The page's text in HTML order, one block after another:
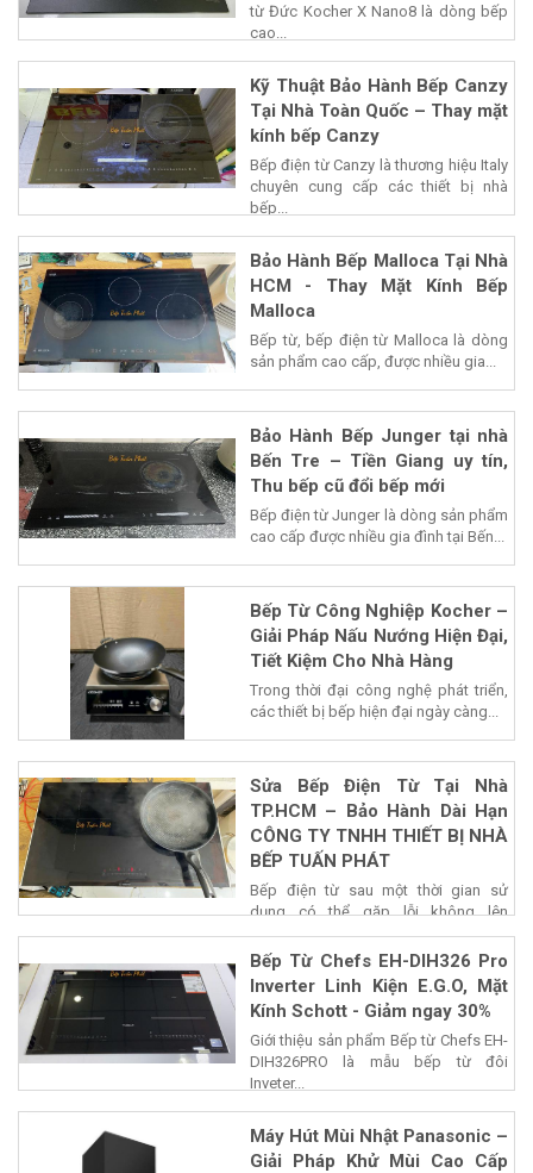
từ Đức Kocher X Nano8 là dòng bếp
cao...
Kỹ Thuật Bảo Hành Bếp Canzy
Tại Nhà Toàn Quốc – Thay mặt
kính bếp Canzy
Bếp điện từ Canzy là thương hiệu Italy
chuyên cung cấp các thiết bị nhà
bếp...
Bảo Hành Bếp Malloca Tại Nhà
HCM - Thay Mặt Kính Bếp
Malloca
Bếp từ, bếp điện từ Malloca là dòng
sản phẩm cao cấp, được nhiều gia...
Bảo Hành Bếp Junger tại nhà
Bến Tre – Tiền Giang uy tín,
Thu bếp cũ đổi bếp mới
Bếp điện từ Junger là dòng sản phẩm
cao cấp được nhiều gia đình tại Bến...
Bếp Từ Công Nghiệp Kocher –
Giải Pháp Nấu Nướng Hiện Đại,
Tiết Kiệm Cho Nhà Hàng
Trong thời đại công nghệ phát triển,
các thiết bị bếp hiện đại ngày càng...
Sửa Bếp Điện Từ Tại Nhà
TP.HCM – Bảo Hành Dài Hạn
CÔNG TY TNHH THIẾT BỊ NHÀ
BẾP TUẤN PHÁT
Bếp điện từ sau một thời gian sử
dụng có thể gặp lỗi không lên
nguồn,...
Bếp Từ Chefs EH-DIH326 Pro
Inverter Linh Kiện E.G.O, Mặt
Kính Schott - Giảm ngay 30%
Giới thiệu sản phẩm Bếp từ Chefs EH-
DIH326PRO là mẫu bếp từ đôi
Inveter...
Máy Hút Mùi Nhật Panasonic –
Giải Pháp Khử Mùi Cao Cấp